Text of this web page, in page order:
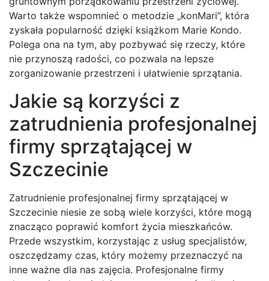
Warto także wspomnieć o metodzie „konMari”, która
zyskała popularność dzięki książkom Marie Kondo.
Polega ona na tym, aby pozbywać się rzeczy, które
nie przynoszą radości, co pozwala na lepsze
zorganizowanie przestrzeni i ułatwienie sprzątania.
Jakie są korzyści z
zatrudnienia profesjonalnej
firmy sprzątającej w
Szczecinie
Zatrudnienie profesjonalnej firmy sprzątającej w
Szczecinie niesie ze sobą wiele korzyści, które mogą
znacząco poprawić komfort życia mieszkańców.
Przede wszystkim, korzystając z usług specjalistów,
oszczędzamy czas, który możemy przeznaczyć na
inne ważne dla nas zajęcia. Profesjonalne firmy